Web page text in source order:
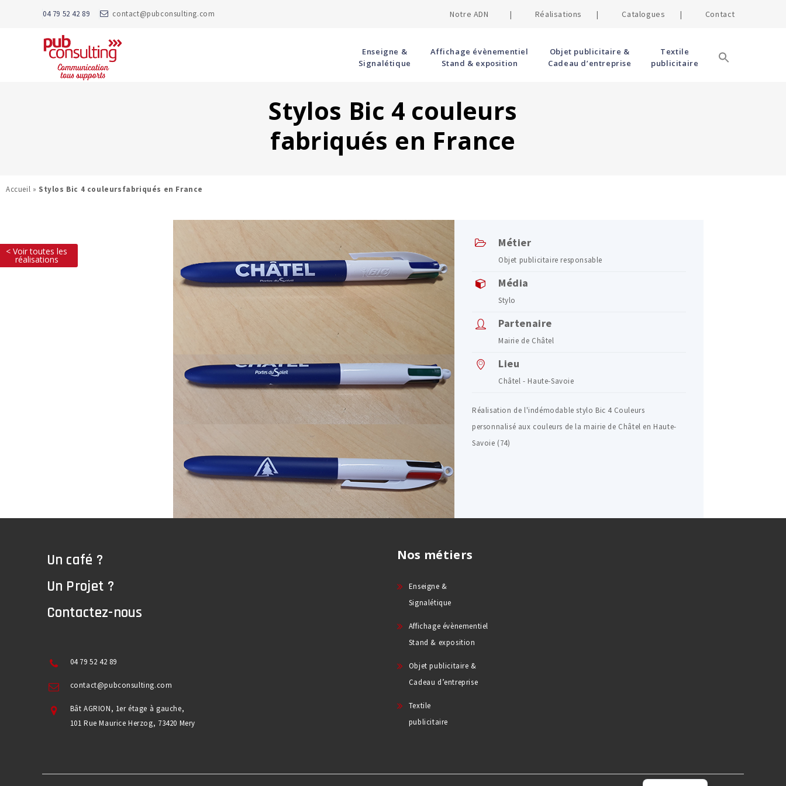
04 79 52 42 89 contact@pubconsulting.com Notre ADN | Réalisations | Catalogues | Contact
Enseigne &
Signalétique
Affichage évènementiel
Stand & exposition
Objet publicitaire &
Cadeau d’entreprise
Textile
publicitaire
Stylos Bic 4 couleurs
fabriqués en France
Accueil » Stylos Bic 4 couleursfabriqués en France
< Voir toutes les
réalisations
Métier
Objet publicitaire responsable
Média
Stylo
Partenaire
Mairie de Châtel
Lieu
Châtel - Haute-Savoie
Réalisation de l'indémodable stylo Bic 4 Couleurs
personnalisé aux couleurs de la mairie de Châtel en Haute-
Savoie (74)
Un café ?
Un Projet ?
Contactez-nous
04 79 52 42 89
contact@pubconsulting.com
Bât AGRION, 1er étage à gauche,
101 Rue Maurice Herzog, 73420 Mery
Nos métiers
Enseigne &
Signalétique
Affichage évènementiel
Stand & exposition
Objet publicitaire &
Cadeau d’entreprise
Textile
publicitaire